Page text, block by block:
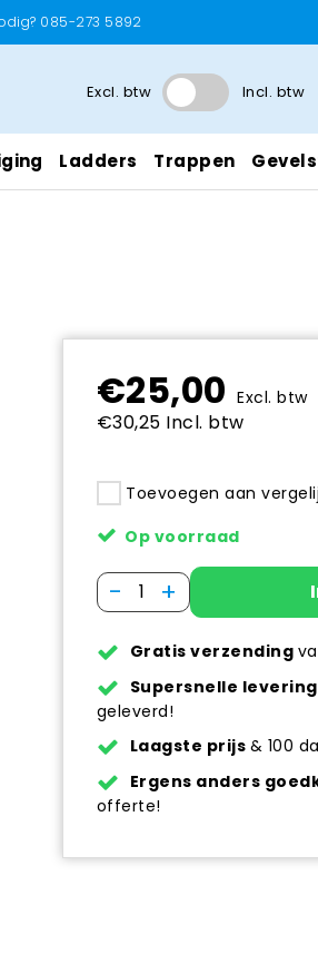
085-273 5892
Excl. btw Incl. btw
Ladders Trappen
€25,00 Excl. btw
€30,25 Incl. btw
Toevoegen aan
Op voorraad
- +
Gratis verzending
Supersnelle
geleverd!
Laagste prijs & 100
Ergens anders
offerte!